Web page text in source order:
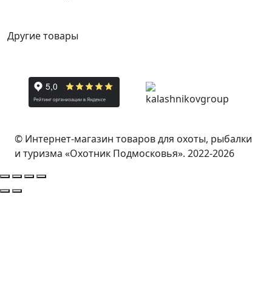
Другие товары
© Интернет-магазин товаров для охоты, рыбалки
и туризма «Охотник Подмосковья». 2022-2026